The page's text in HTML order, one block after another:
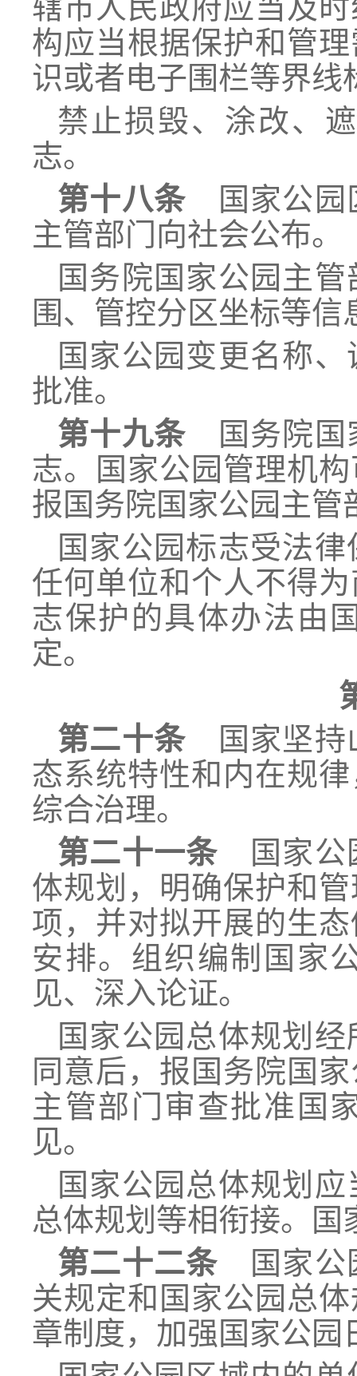
辖市人民政府应当及
构应当根据保护和管
识或者电子围栏等界线
禁止损毁、涂改、
志。
第十八条 国家公园
主管部门向社会公布。
国务院国家公园主
围、管控分区坐标等信
国家公园变更名称
批准。
第十九条 国务院国
志。国家公园管理机
报国务院国家公园主管
国家公园标志受法
任何单位和个人不得
志保护的具体办法由
定。
第二十条 国家坚持
态系统特性和内在规
综合治理。
第二十一条 国家公
体规划，明确保护和
项，并对拟开展的生
安排。组织编制国家
见、深入论证。
国家公园总体规划
同意后，报国务院国
主管部门审查批准国
见。
国家公园总体规划
总体规划等相衔接。
第二十二条 国家公
关规定和国家公园总
章制度，加强国家公园